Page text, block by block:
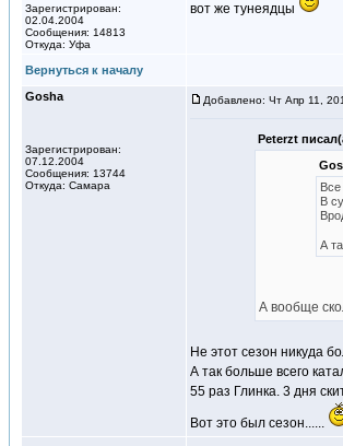
Зарегистрирован:
02.04.2004
Сообщения: 14813
Откуда: Уфа
вот же тунеядцы
Вернуться к началу
Gosha
Зарегистрирован:
07.12.2004
Сообщения: 13744
Откуда: Самара
Добавлено: Чт Апр 11,
Peterzt
Все
В
А
А вообще
Не этот сезон никуда
А так больше всего
55 раз Глинка. 3 дня
Вот это был сезон......